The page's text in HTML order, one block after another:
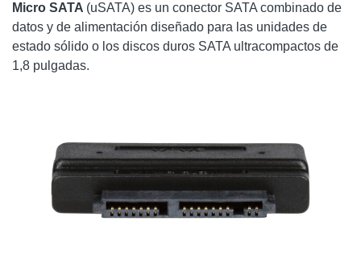
Micro SATA (uSATA) es un conector SATA combinado de
datos y de alimentación diseñado para las unidades de
estado sólido o los discos duros SATA ultracompactos de
1,8 pulgadas.